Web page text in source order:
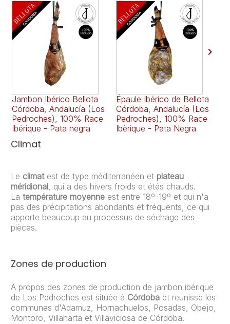
Jambon Ibérico Bellota
Córdoba, Andalucía (Los
Pedroches), 100% Race
Ibérique - Pata negra
Épaule Ibérico de Bellota
Córdoba, Andalucía (Los
Pedroches), 100% Race
Ibèrique - Pata Negra

Climat
Le climatest de type méditerranéen et plateau
méridional, qui a des hivers froids et étés chauds.
La température moyenne est entre 18º-19º et qui n'a
pas des précipitations abondants et fréquents, ce qui
apporte beaucoup au processus de séchage des
pièces.
Zones de production
À propos des zones de production de jambon ibérique
de Los Pedroches est située à Córdoba et reunisse les
communes d'Adamuz, Hornachuelos, Posadas, Obejo,
Montoro, Villaharta et Villaviciosa de Córdoba.